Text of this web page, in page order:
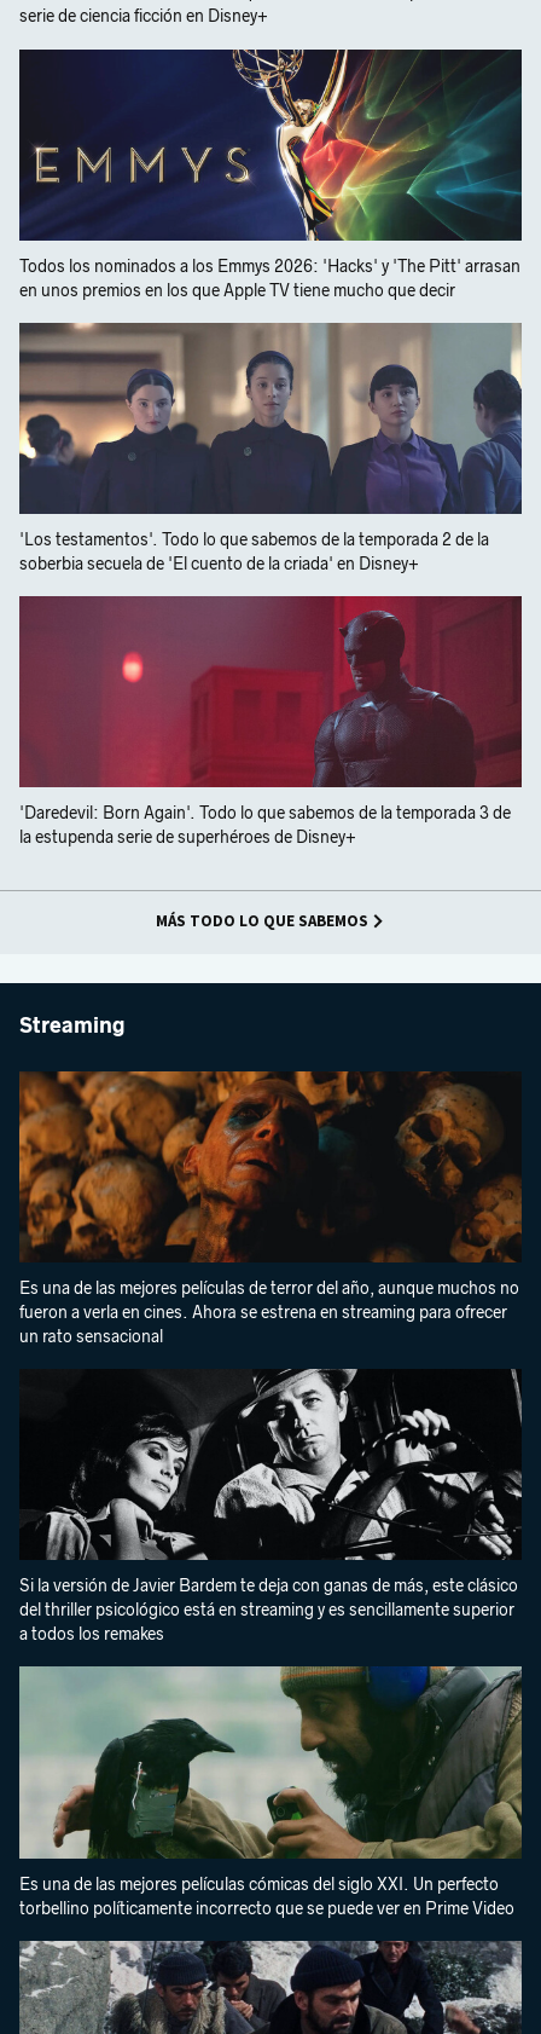
serie de ciencia ficción en Disney+
Todos los nominados a los Emmys 2026: 'Hacks' y 'The Pitt' arrasan
en unos premios en los que Apple TV tiene mucho que decir
'Los testamentos'. Todo lo que sabemos de la temporada 2 de la
soberbia secuela de 'El cuento de la criada' en Disney+
'Daredevil: Born Again'. Todo lo que sabemos de la temporada 3 de
la estupenda serie de superhéroes de Disney+
MÁS TODO LO QUE SABEMOS
Streaming
Es una de las mejores películas de terror del año, aunque muchos no
fueron a verla en cines. Ahora se estrena en streaming para ofrecer
un rato sensacional
Si la versión de Javier Bardem te deja con ganas de más, este clásico
del thriller psicológico está en streaming y es sencillamente superior
a todos los remakes
Es una de las mejores películas cómicas del siglo XXI. Un perfecto
torbellino políticamente incorrecto que se puede ver en Prime Video